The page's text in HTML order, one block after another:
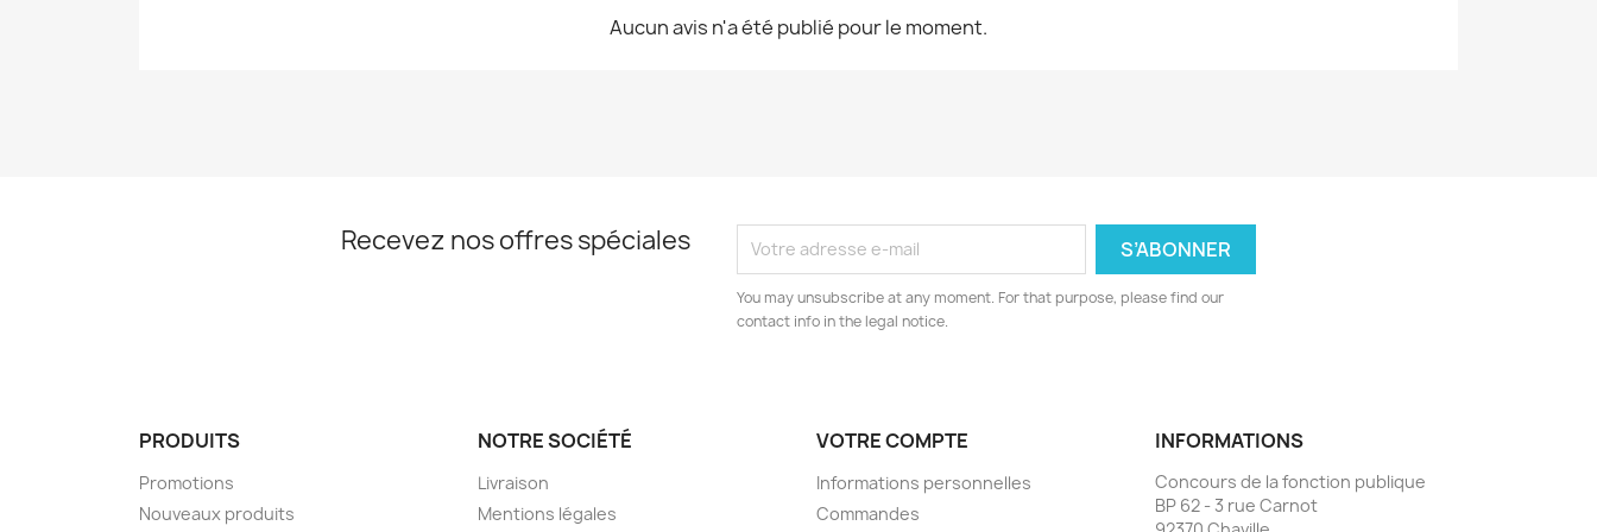
Aucun avis n'a été publié pour le moment.
Recevez nos offres spéciales
You may unsubscribe at any moment. For that purpose, please find our
contact info in the legal notice.
PRODUITS
Promotions
Nouveaux produits
NOTRE SOCIÉTÉ
Livraison
Mentions légales
VOTRE COMPTE
Informations personnelles
Commandes
INFORMATIONS
Concours de la fonction publique
BP 62 - 3 rue Carnot